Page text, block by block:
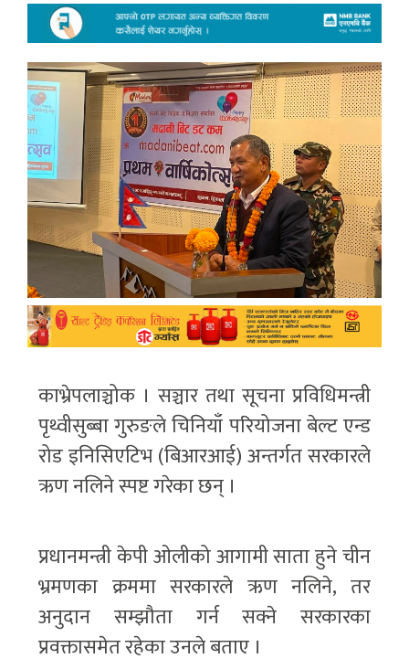
काभ्रेपलाञ्चोक । सञ्चार तथा सूचना प्रविधिमन्त्री
पृथ्वीसुब्बा गुरुङले चिनियाँ परियोजना बेल्ट एन्ड
रोड इनिसिएटिभ (बिआरआई) अन्तर्गत सरकारले
ऋण नलिने स्पष्ट गरेका छन् ।
प्रधानमन्त्री केपी ओलीको आगामी साता हुने चीन
भ्रमणका क्रममा सरकारले ऋण नलिने, तर
अनुदान सम्झौता गर्न सक्ने सरकारका
प्रवक्तासमेत रहेका उनले बताए ।